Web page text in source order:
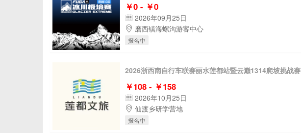
￥0 - ￥0
2026年09月25日
磨西镇海螺沟游客中心
报名中
2026浙西南自行车联赛丽水莲都站暨云巅1314爬坡挑战赛
￥108 - ￥158
2026年10月25日
仙渡乡研学营地
报名中